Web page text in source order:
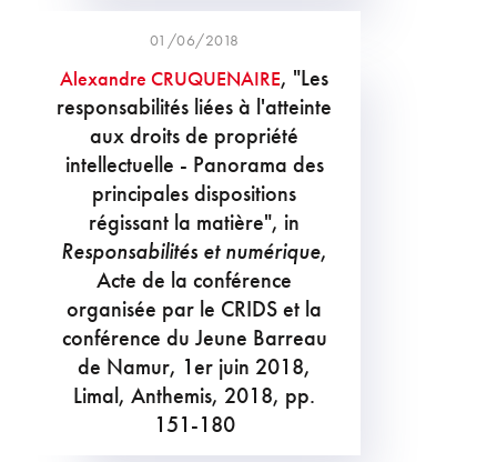
01/06/2018
Alexandre CRUQUENAIRE, "Les
responsabilités liées à l'atteinte
aux droits de propriété
intellectuelle - Panorama des
principales dispositions
régissant la matière", in
Responsabilités et numérique,
Acte de la conférence
organisée par le CRIDS et la
conférence du Jeune Barreau
de Namur, 1er juin 2018,
Limal, Anthemis, 2018, pp.
151-180